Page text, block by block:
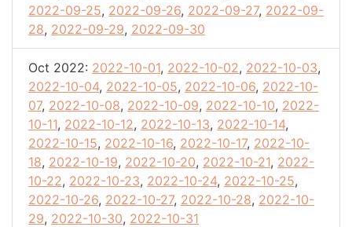
2022-09-25, 2022-09-26, 2022-09-27, 2022-09-
28, 2022-09-29, 2022-09-30
Oct 2022: 2022-10-01, 2022-10-02, 2022-10-03,
2022-10-04, 2022-10-05, 2022-10-06, 2022-10-
07, 2022-10-08, 2022-10-09, 2022-10-10, 2022-
10-11, 2022-10-12, 2022-10-13, 2022-10-14,
2022-10-15, 2022-10-16, 2022-10-17, 2022-10-
18, 2022-10-19, 2022-10-20, 2022-10-21, 2022-
10-22, 2022-10-23, 2022-10-24, 2022-10-25,
2022-10-26, 2022-10-27, 2022-10-28, 2022-10-
29, 2022-10-30, 2022-10-31